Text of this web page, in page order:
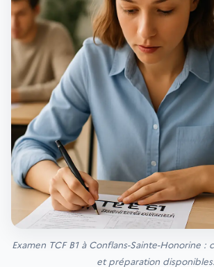
Examen TCF B1 à Conflans-Sainte-Honorine :
et préparation disponibles.